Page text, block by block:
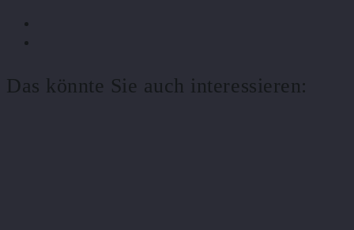
Das könnte Sie auch interessieren: